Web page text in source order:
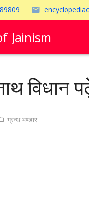
Jainism
विधान
ग्रन्थ भण्डार